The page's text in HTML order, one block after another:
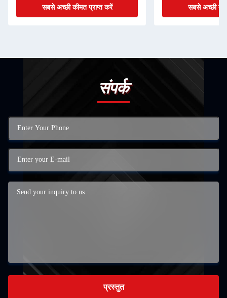
सबसे अच्छी कीमत प्राप्त करें सबसे अच्छी
संपर्क
प्रस्तुत